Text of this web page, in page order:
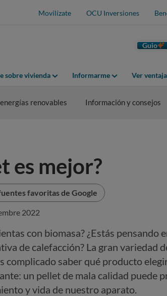
Movilízate OCU Inversiones
Guio
sobre vivienda Informarme Ver
renovables Información y consejos
es mejor?
favoritas de Google
2022
con biomasa? ¿Estás pensando
de calefacción? La gran variedad
complicado saber qué producto
un pellet de mala calidad puede
y vida de nuestro aparato.